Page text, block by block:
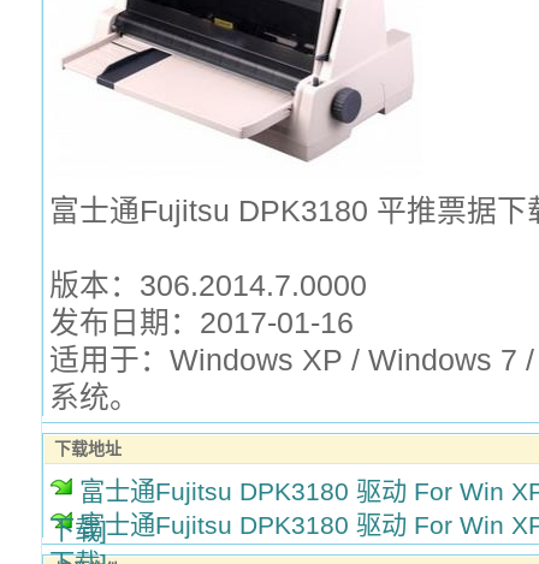
富士通Fujitsu DPK3180 平推票据下
版本：306.2014.7.0000
发布日期：2017-01-16
适用于：Windows XP / Windows 7
系统。
下载地址
富士通Fujitsu DPK3180 驱动 For Win
下载]富士通Fujitsu DPK3180 驱动 For Win